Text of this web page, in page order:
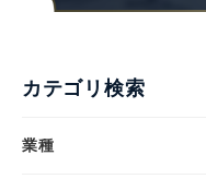
カテゴリ検索
業種